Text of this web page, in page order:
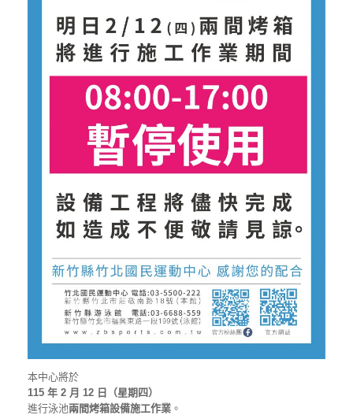
本中心將於
115 年 2 月 12 日（星期四）
進行泳池兩間烤箱設備施工作業 。